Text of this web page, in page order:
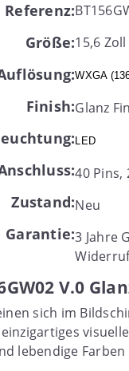
Referenz:
Größe:
Finish:
Zustand:
Garantie:
15,6 Zoll
WXGA
Glanz
LED
40 Pins,
Neu
3 Jahre
V.0
sich im
lebendige